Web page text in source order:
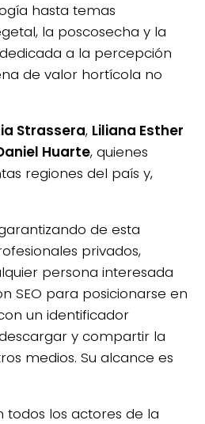
hasta temas
la poscosecha y la
a la percepción
de valor hortícola no
Strassera, Liliana Esther
Huarte, quienes
regiones del país y,
de esta
privados,
persona interesada
SEO para posicionarse en
un identificador
y compartir la
medios. Su alcance es
todos los actores de la